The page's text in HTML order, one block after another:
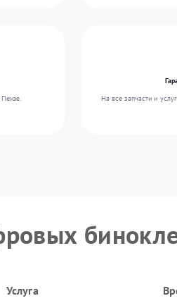
На все запчасти и
Услуга